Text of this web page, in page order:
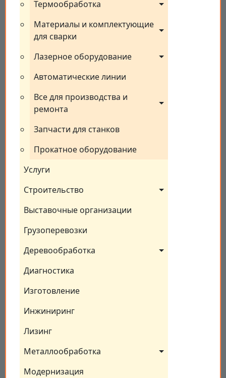
Термообработка
Материалы и комплектующие
для сварки
Лазерное оборудование
Автоматические линии
Все для производства и
ремонта
Запчасти для станков
Прокатное оборудование
Услуги
Строительство
Выставочные организации
Грузоперевозки
Деревообработка
Диагностика
Изготовление
Инжиниринг
Лизинг
Металлообработка
Модернизация